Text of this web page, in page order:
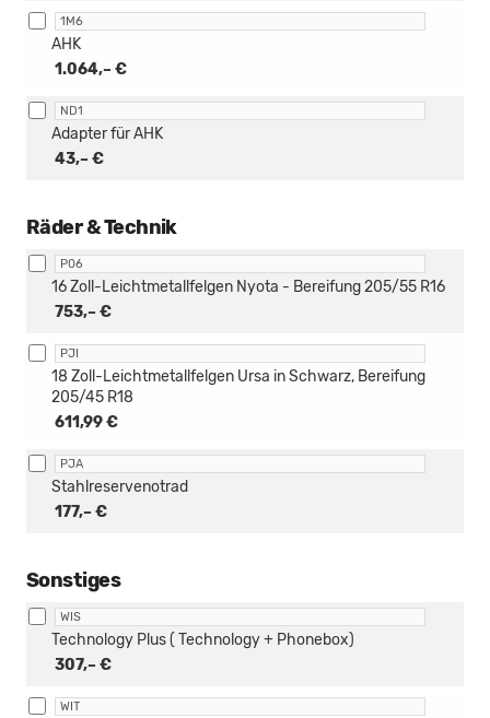
1M6
1.064,– €
AHK
ND1
43,– €
Adapter für AHK
Räder & Technik
P06
753,– €
16 Zoll-Leichtmetallfelgen Nyota - Bereifung 205/55 R16
PJI
611,99 €
18 Zoll-Leichtmetallfelgen Ursa in Schwarz, Bereifung
205/45 R18
PJA
177,– €
Stahlreservenotrad
Sonstiges
WIS
307,– €
Technology Plus ( Technology + Phonebox)
WIT